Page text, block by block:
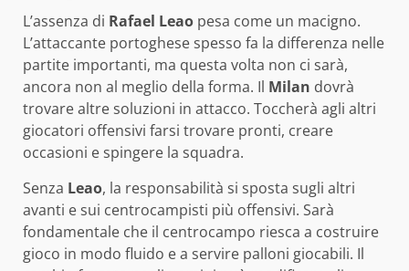
L’assenza di Rafael Leao pesa come un macigno.
L’attaccante portoghese spesso fa la differenza nelle
partite importanti, ma questa volta non ci sarà,
ancora non al meglio della forma. Il Milan dovrà
trovare altre soluzioni in attacco. Toccherà agli altri
giocatori offensivi farsi trovare pronti, creare
occasioni e spingere la squadra.
Senza Leao, la responsabilità si sposta sugli altri
avanti e sui centrocampisti più offensivi. Sarà
fondamentale che il centrocampo riesca a costruire
gioco in modo fluido e a servire palloni giocabili. Il